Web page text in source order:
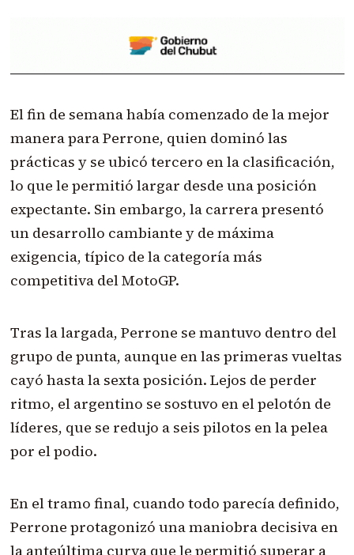
El fin de semana había comenzado de la mejor
manera para Perrone, quien dominó las
prácticas y se ubicó tercero en la clasificación,
lo que le permitió largar desde una posición
expectante. Sin embargo, la carrera presentó
un desarrollo cambiante y de máxima
exigencia, típico de la categoría más
competitiva del MotoGP.
Tras la largada, Perrone se mantuvo dentro del
grupo de punta, aunque en las primeras vueltas
cayó hasta la sexta posición. Lejos de perder
ritmo, el argentino se sostuvo en el pelotón de
líderes, que se redujo a seis pilotos en la pelea
por el podio.
En el tramo final, cuando todo parecía definido,
Perrone protagonizó una maniobra decisiva en
la anteúltima curva que le permitió superar a